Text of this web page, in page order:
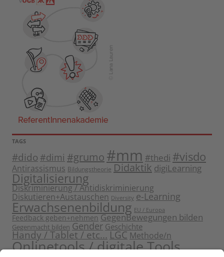
TAGS
#dido #dimi #grumo #mm #thedi #visdo
Antirassismus Bildungstheorie Didaktik digiLearning
Digitalisierung
Diskriminierung / Antidiskriminierung
Diskutieren+Austauschen Diversity e-Learning
Erwachsenenbildung EU / Europa
Feedback geben+nehmen GegenBewegungen bilden
Gegenmacht bilden Gender Geschichte
Handy / Tablet / etc... LGC Methode/n
Onlinetools / digitale Tools